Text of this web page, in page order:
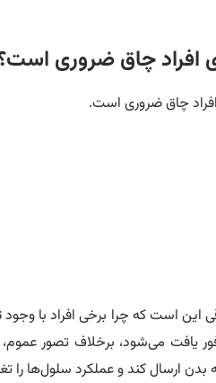
افراد چاق ضروری است
این است که چرا برخی افراد با
یافت می‌شود، برخلاف تصور
ارسال کند و عملکرد سلول‌ها را